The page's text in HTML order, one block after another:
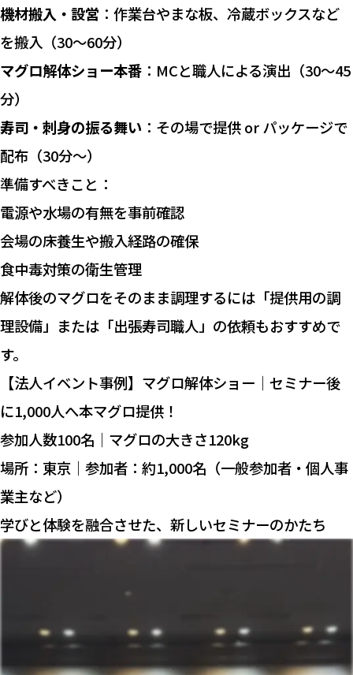
機材搬入・設営 ：作業台やまな板、冷蔵ボックスなど
を搬入（30～60分）
マグロ解体ショー本番 ：MCと職人による演出（30～45
分）
寿司・刺身の振る舞い ：その場で提供 or パッケージで
配布（30分〜）
準備すべきこと：
電源や水場の有無を事前確認
会場の床養生や搬入経路の確保
食中毒対策の衛生管理
解体後のマグロをそのまま調理するには「提供用の調
理設備」または「出張寿司職人」の依頼もおすすめで
す。
【法人イベント事例】マグロ解体ショー｜セミナー後
に1,000人へ本マグロ提供！
参加人数100名｜マグロの大きさ120kg
場所：東京｜参加者：約1,000名（一般参加者・個人事
業主など）
学びと体験を融合させた、新しいセミナーのかたち